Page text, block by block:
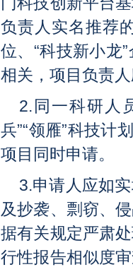
负责人实名推荐
位、“科技新小龙
相关，项目负责
2.同一科研人
兵”“领雁”科技计
项目同时申请。
3.申请人应如
及抄袭、剽窃、
据有关规定严肃
行性报告相似度